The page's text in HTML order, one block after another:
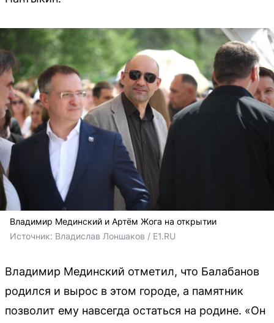
Владимир Мединский и Артём Жога на открытии
Источник: Владислав Лоншаков / E1.RU
Владимир Мединский отметил, что Балабанов
родился и вырос в этом городе, а памятник
позволит ему навсегда остаться на родине. «Он